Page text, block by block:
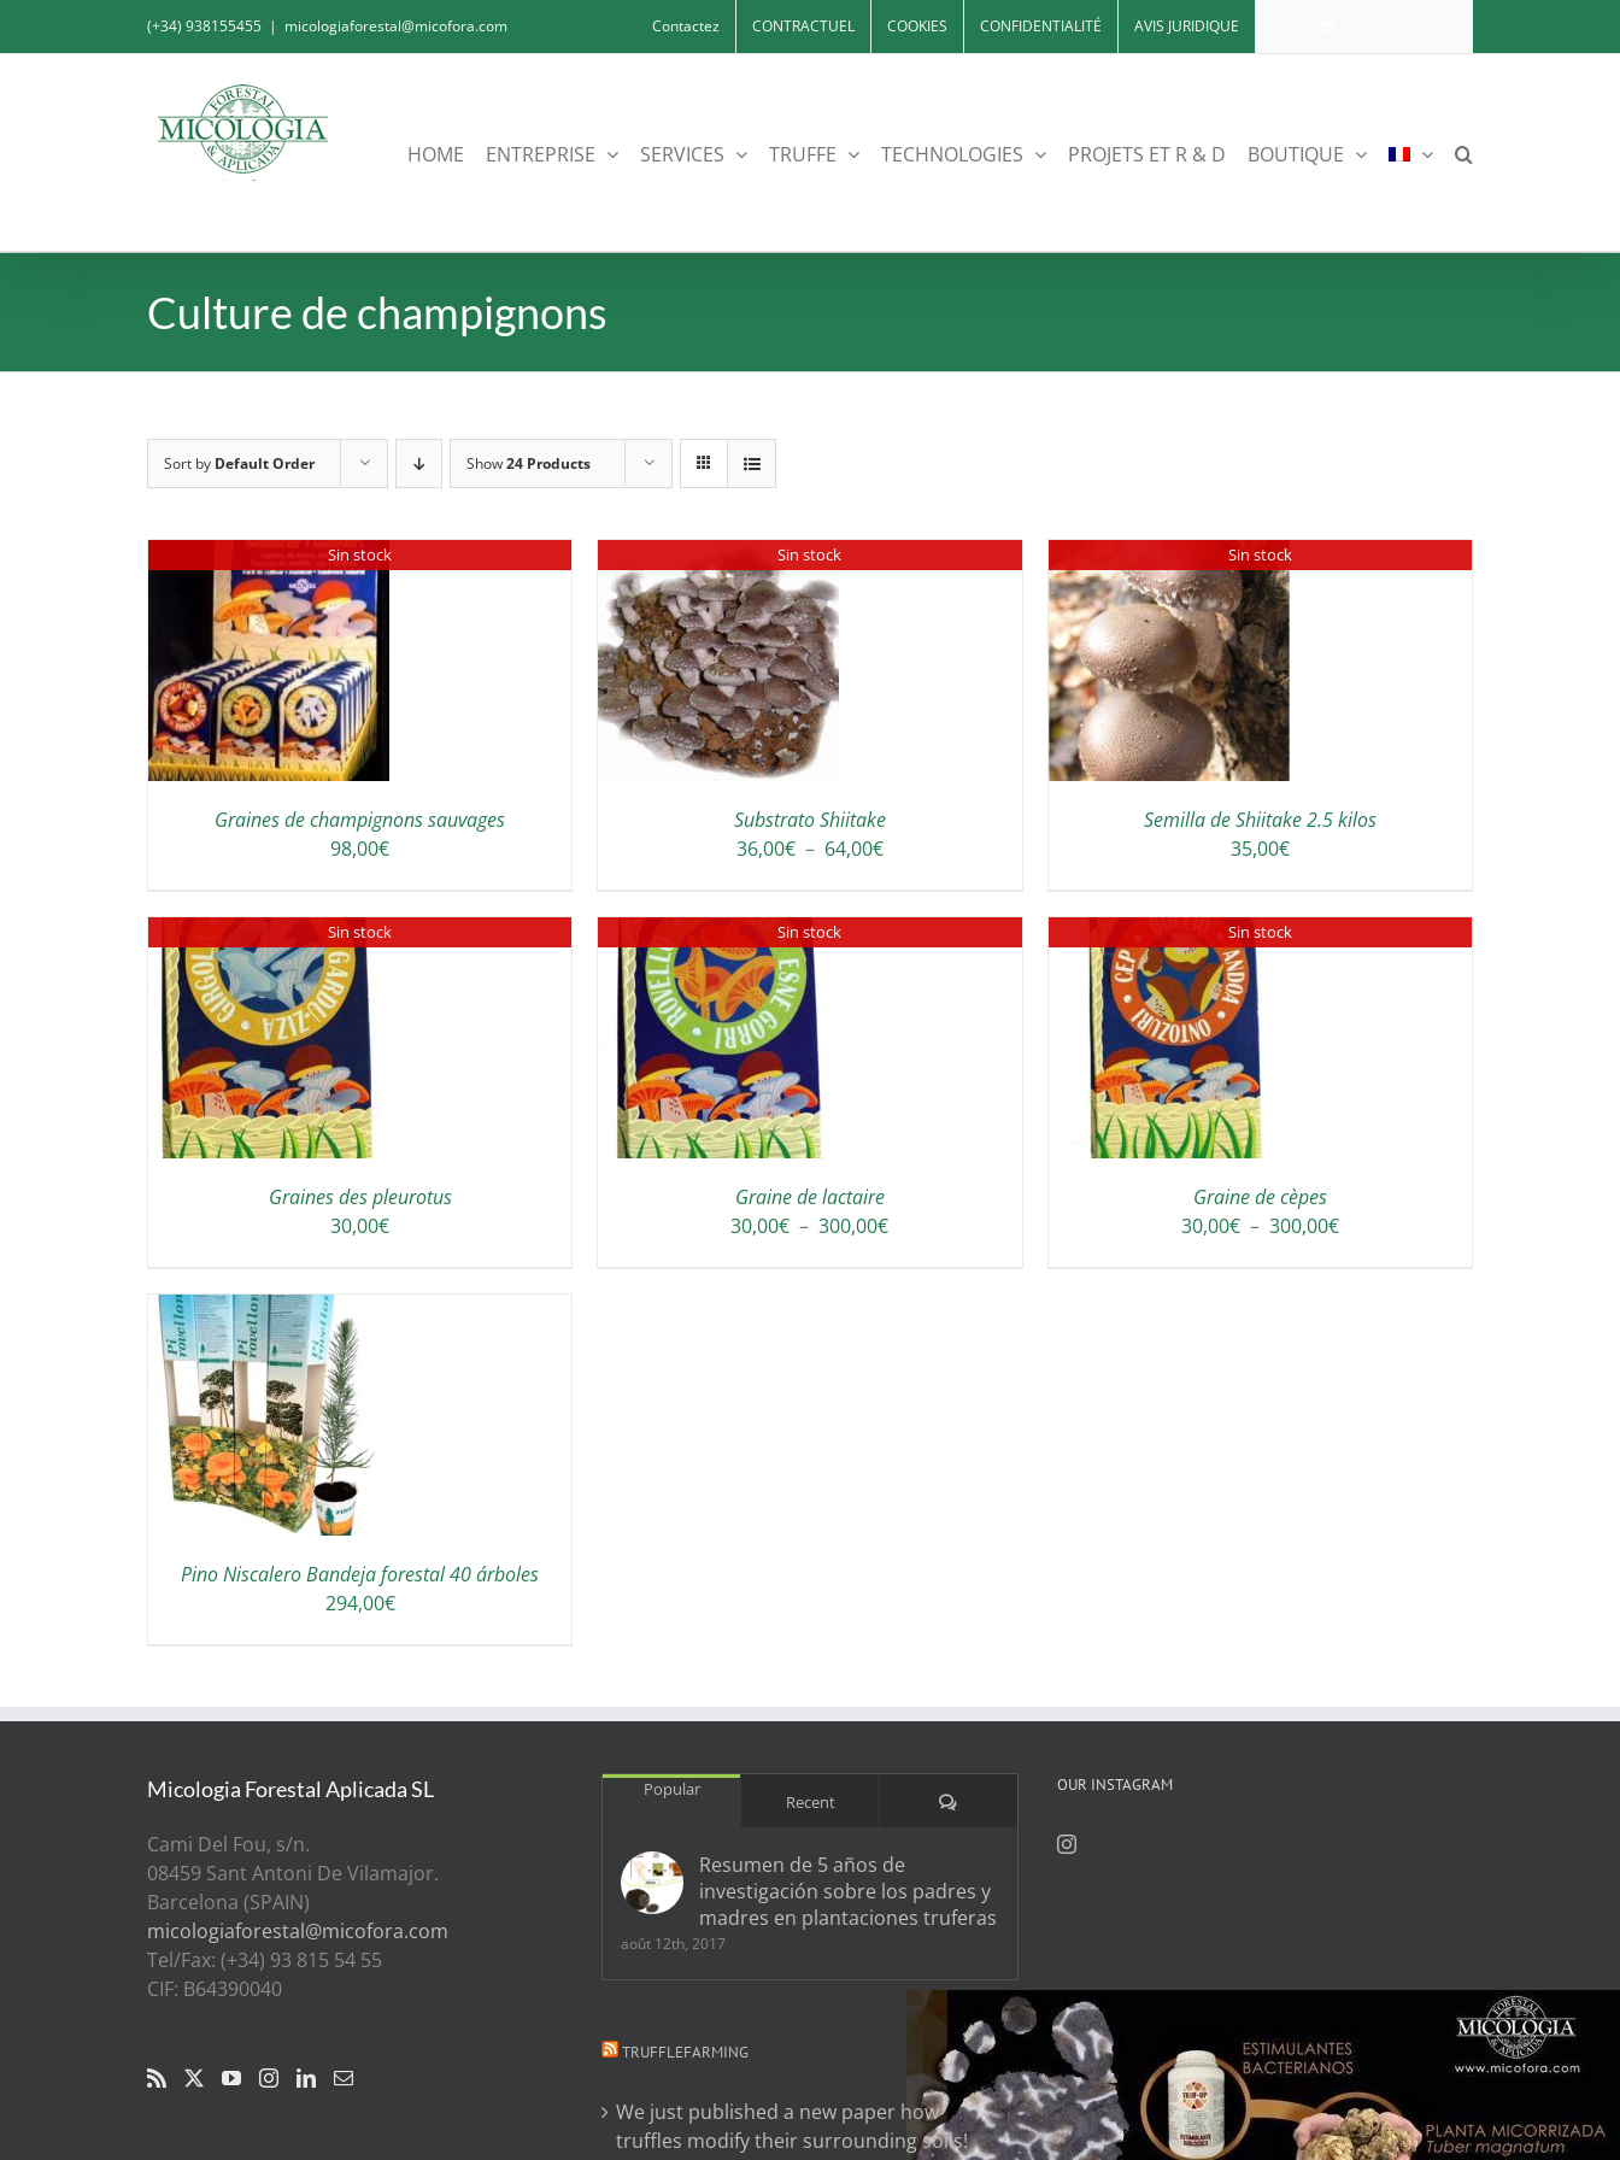
(+34) 938155455 | micologiaforestal@micofora.com Contactez CONTRACTUEL COOKIES CONFIDENTIALITÉ AVIS JURIDIQUE
HOME ENTREPRISE SERVICES TRUFFE TECHNOLOGIES PROJETS ET R & D BOUTIQUE
Culture de champignons
Sort by Default Order Show24 Products
Sin stock
Graines de champignons sauvages
98,00€
Sin stock
Substrato Shiitake
36,00€ – 64,00€Plage
Sin stock
Semilla de Shiitake 2.5 kilos
35,00€
Sin stock
Graines des pleurotus
30,00€
Sin stock
Graine de lactaire
30,00€ – 300,00€Plage
Sin stock
Graine de cèpes
30,00€ – 300,00€Plage
Pino Niscalero Bandeja forestal 40 árboles
294,00€
Micologia Forestal Aplicada SL
Cami Del Fou, s/n.
08459 Sant Antoni De Vilamajor.
Barcelona (SPAIN)
micologiaforestal@micofora.com
Tel/Fax: (+34) 93 815 54 55
CIF: B64390040
Popular
Recent Comments
Resumen de 5 años de
investigación sobre los padres y
madres en plantaciones truferas
août 12th, 2017
TRUFFLEFARMING
We just published a new paper how
truffles modify their surrounding soils!
OUR INSTAGRAM